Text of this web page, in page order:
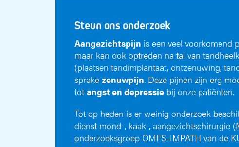
Steun ons onderzoek
Aangezichtspijn is een veel voorkomend
maar kan ook optreden na tal van
(plaatsen tandimplantaat, ontzenuwing,
sprake zenuwpijn. Deze pijnen zijn erg
tot angst en depressie bij onze patiënten.
Tot op heden is er weinig onderzoek
dienst mond-, kaak-, aangezichtschirurgie
onderzoeksgroep OMFS-IMPATH van de